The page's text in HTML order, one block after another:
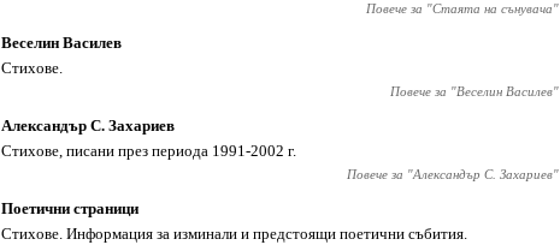
Повече за "Стаята на сънувача"
Веселин Василев
Стихове.
Повече за "Веселин Василев"
Александър С. Захариев
Стихове, писани през периода 1991-2002 г.
Повече за "Александър С. Захариев"
Поетични страници
Стихове. Информация за изминали и предстоящи поетични събития.